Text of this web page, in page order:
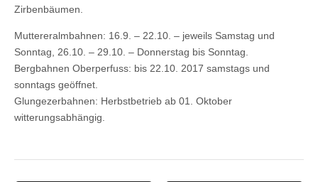
Zirbenbäumen.
Muttereralmbahnen: 16.9. – 22.10. – jeweils Samstag und
Sonntag, 26.10. – 29.10. – Donnerstag bis Sonntag.
Bergbahnen Oberperfuss: bis 22.10. 2017 samstags und
sonntags geöffnet.
Glungezerbahnen: Herbstbetrieb ab 01. Oktober
witterungsabhängig.